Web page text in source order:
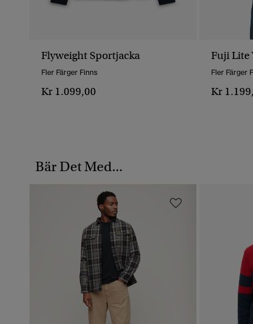
Flyweight Sportjacka
Fler Färger Finns
Kr 1.099,00
Fuji Lite
Fler Färger
Kr
Bär Det Med...